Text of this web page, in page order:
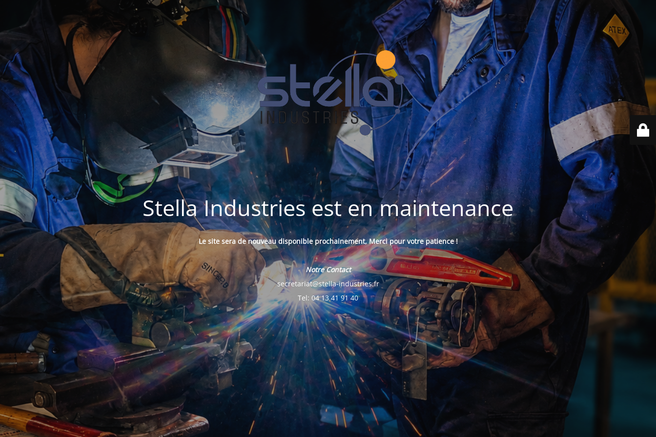
Stella Industries est en maintenance
Le site sera de nouveau disponible prochainement, Merci pour votre patience !
Notre Contact
secretariat@stella-industries.fr
Tel: 04 13 41 91 40